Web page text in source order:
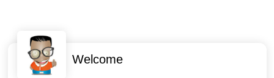
Intéressant ? Partagez !
Welcome